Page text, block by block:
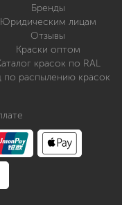
Бренды
Юридическим лицам
Отзывы
Краски оптом
красок по RAL
по распылению красок